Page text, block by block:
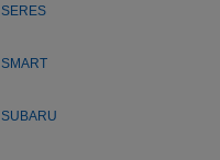
SERES
SMART
SUBARU